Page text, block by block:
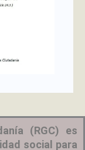
(RGC) es
social para